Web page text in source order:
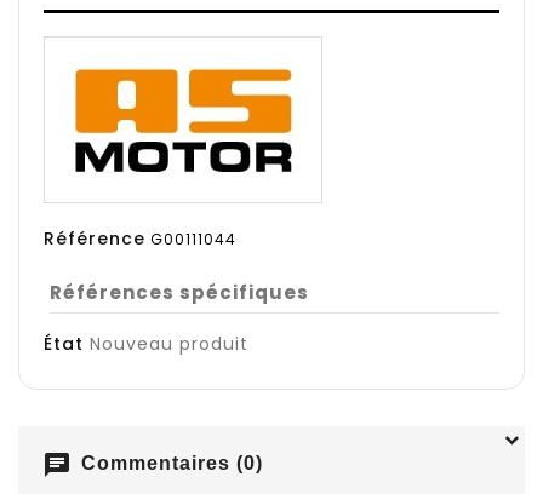
Référence G00111044
Références spécifiques
État Nouveau produit
chat Commentaires (0)